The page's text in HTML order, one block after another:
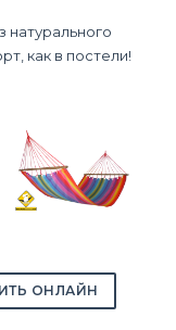
натурального
как в постели!
ОНЛАЙН